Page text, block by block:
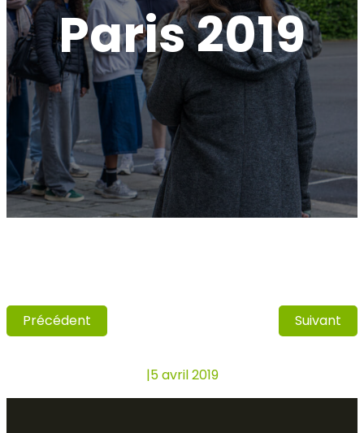
Paris 2019
Précédent Suivant
|5 avril 2019